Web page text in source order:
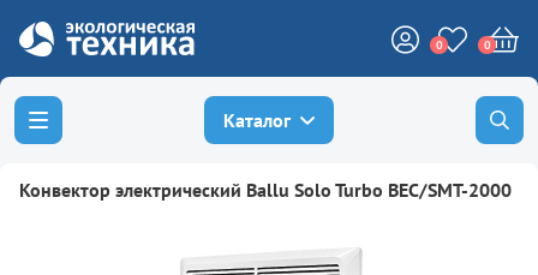
0 0
Каталог
Конвектор электрический Ballu Solo Turbo BEC/SMT-2000